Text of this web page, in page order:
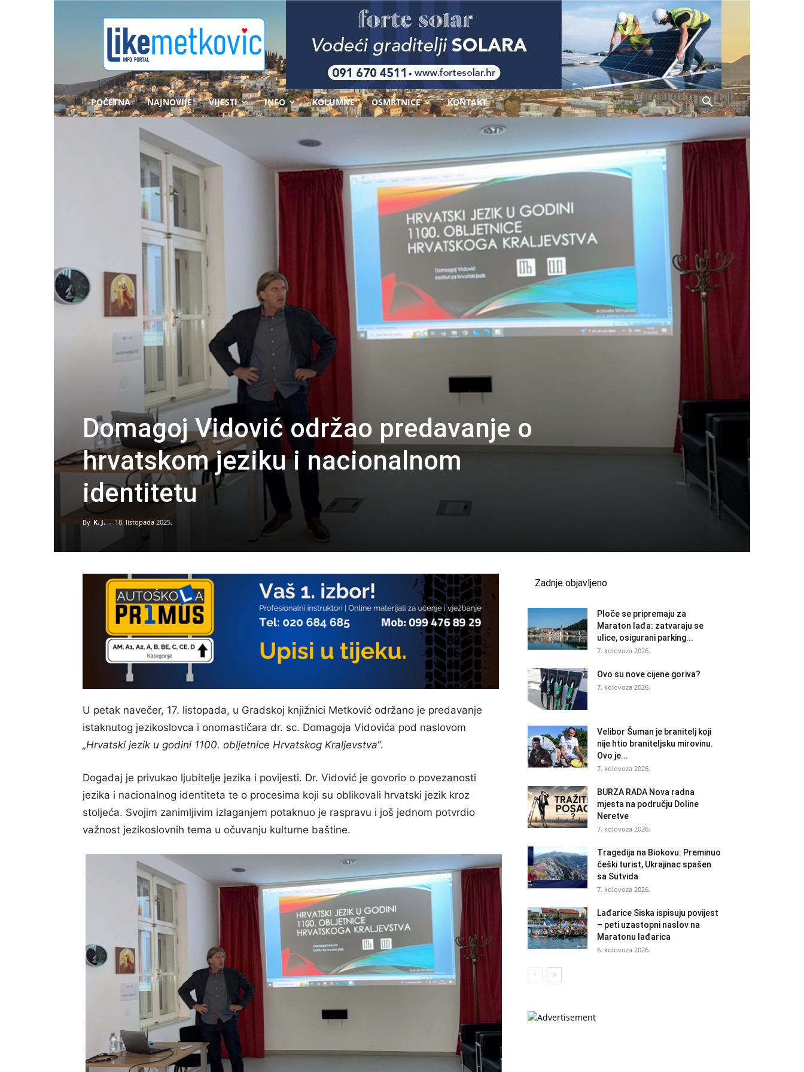
POČETNA NAJNOVIJE VIJESTI INFO KOLUMNE OSMRTNICE KONTAKT
Domagoj Vidović održao predavanje o
hrvatskom jeziku i nacionalnom
identitetu
By K. J. - 18. listopada 2025.
U petak navečer, 17. listopada, u Gradskoj knjižnici Metković održano je predavanje
istaknutog jezikoslovca i onomastičara dr. sc. Domagoja Vidovića pod naslovom
„Hrvatski jezik u godini 1100. obljetnice Hrvatskog Kraljevstva“.
Događaj je privukao ljubitelje jezika i povijesti. Dr. Vidović je govorio o povezanosti
jezika i nacionalnog identiteta te o procesima koji su oblikovali hrvatski jezik kroz
stoljeća. Svojim zanimljivim izlaganjem potaknuo je raspravu i još jednom potvrdio
važnost jezikoslovnih tema u očuvanju kulturne baštine.
Zadnje objavljeno
Ploče se pripremaju za
Maraton lađa: zatvaraju se
ulice, osigurani parking...
7. kolovoza 2026.
Ovo su nove cijene goriva?
7. kolovoza 2026.
Velibor Šuman je branitelj koji
nije htio braniteljsku mirovinu.
Ovo je...
7. kolovoza 2026.
BURZA RADA Nova radna
mjesta na području Doline
Neretve
7. kolovoza 2026.
Tragedija na Biokovu: Preminuo
češki turist, Ukrajinac spašen
sa Sutvida
7. kolovoza 2026.
Lađarice Siska ispisuju povijest
– peti uzastopni naslov na
Maratonu lađarica
6. kolovoza 2026.